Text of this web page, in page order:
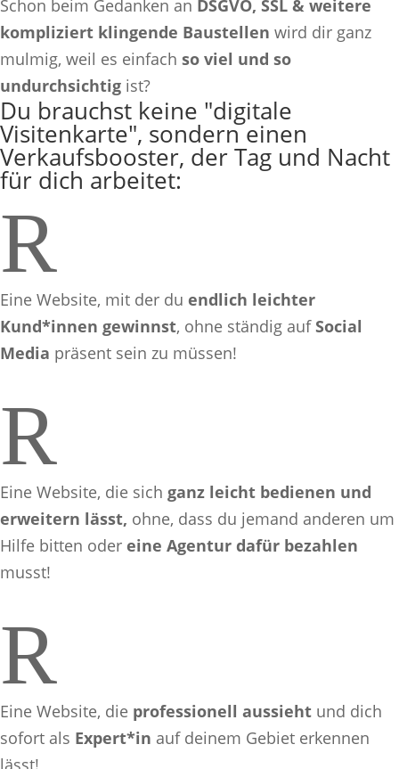
Schon beim Gedanken an DSGVO, SSL & weitere
kompliziert klingende Baustellen wird dir ganz
mulmig, weil es einfach so viel und so
undurchsichtig ist?
Du brauchst keine "digitale
Visitenkarte", sondern einen
Verkaufsbooster, der Tag und Nacht
für dich arbeitet:
R
Eine Website, mit der du endlich leichter
Kund*innen gewinnst, ohne ständig aufSocial
Media präsent sein zu müssen!
R
Eine Website, die sich ganz leicht bedienen und
erweitern lässt, ohne, dass du jemand anderen um
Hilfe bitten oder eine Agentur dafür bezahlen
musst!
R
Eine Website, die professionell aussieht und dich
sofort als Expert*in auf deinem Gebiet erkennen
lässt!